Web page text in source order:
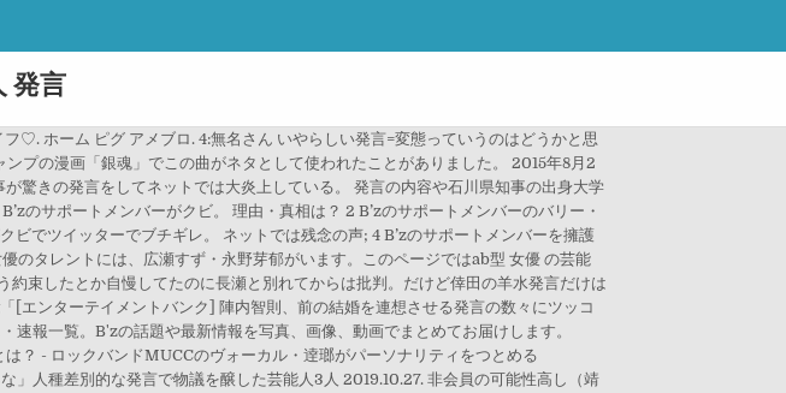
発言
ホーム ピグ アメブロ. 4:無名さん いやらしい発言=変態っていうのはどうかと思
プの漫画「銀魂」でこの曲がネタとして使われたことがありました。 2015年8月2
驚きの発言をしてネットでは大炎上している。 発言の内容や石川県知事の出身大学
のサポートメンバーがクビ。 理由・真相は？ 2 B’zのサポートメンバーのバリー・
でツイッターでブチギレ。 ネットでは残念の声; 4 B’zのサポートメンバーを擁護
のタレントには、広瀬すず・永野芽郁がいます。このページではab型 女優 の芸能
束したとか自慢してたのに長瀬と別れてからは批判。だけど倖田の羊水発言だけは
[エンターテイメントバンク] 陣内智則、前の結婚を連想させる発言の数々にツッコ
報一覧。B'zの話題や最新情報を写真、画像、動画でまとめてお届けします。
？ - ロックバンドMUCCのヴォーカル・逹瑯がパーソナリティをつとめる
人種差別的な発言で物議を醸した芸能人3人 2019.10.27. 非会員の可能性高し（靖